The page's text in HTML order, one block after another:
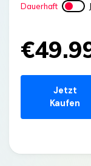
Dauerhaft
Jetzt
Kaufen